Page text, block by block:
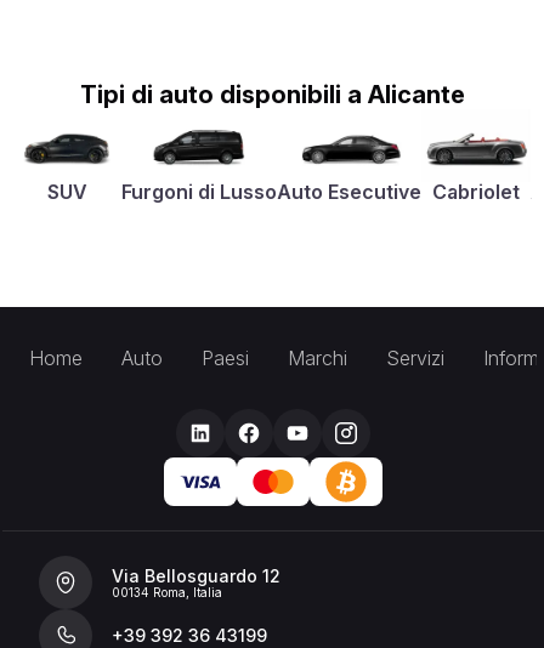
Tipi di auto disponibili a Alicante
SUV Furgoni di LussoAuto Esecutive Cabriolet
Home Auto Paesi Marchi Servizi
Via Bellosguardo 12
00134 Roma, Italia
+39 392 36 43199